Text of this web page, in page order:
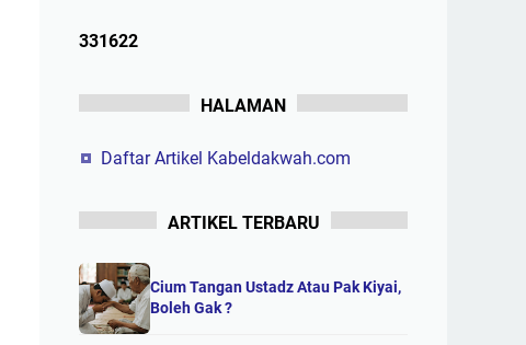
331622
HALAMAN
Daftar Artikel Kabeldakwah.com
ARTIKEL TERBARU
Cium Tangan Ustadz Atau Pak Kiyai,
Boleh Gak ?